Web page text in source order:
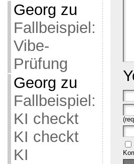
Georg zu
Fallbeispiel:
Vibe-
Prüfung
Georg zu
Fallbeispiel:
KI checkt
KI checkt
KI